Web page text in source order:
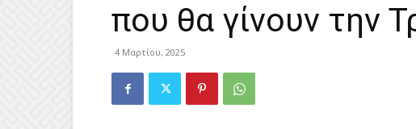
που θα γίνουν την
4 Μαρτίου, 2025